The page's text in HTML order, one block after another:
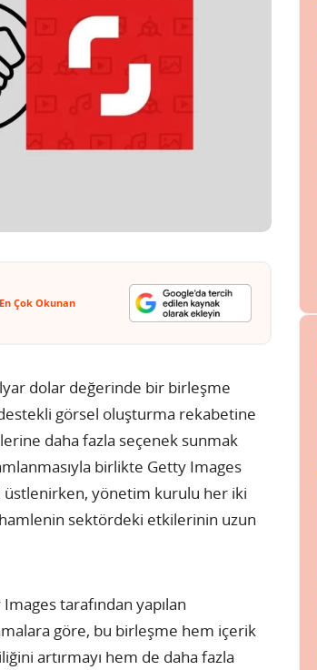
Çok Okunan
dolar değerinde bir birleşme
görsel oluşturma rekabetine
daha fazla seçenek sunmak
birlikte Getty Images
üstlenirken, yönetim kurulu her iki
sektördeki etkilerinin uzun
tarafından yapılan
göre, bu birleşme hem içerik
artırmayı hem de daha fazla